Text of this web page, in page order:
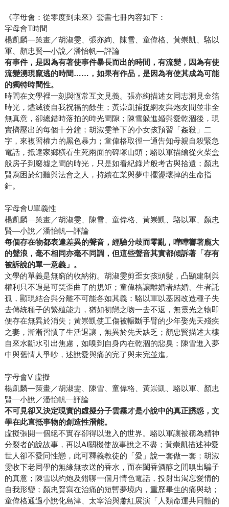
《字母會：從零度到未來》套書七冊內容如下：
字母會T時間
楊凱麟—策畫／胡淑雯、張亦絢、陳雪、童偉格、黃崇凱、駱以
軍、顏忠賢—小說／潘怡帆—評論
有事件，是因為有著使事件暴長而出的時間，有流變，因為有使
流變湧現竄逃的時間……，如果有作品，是因為有使其成為可能
的獨特時間性。
時間在文學裡一刻與恆常互文見義。張亦絢描述女同志洞見金箔
時光，燼滅後自我祝福的餘生；黃崇凱捕捉網友與炮友間並非全
無真意，卻總錯時落拍的時光間隙；陳雪躲進婚與愛乾涸後，現
實擠壓出的每個十分鐘；胡淑雯筆下的小女孩預習「姦殺」二
字，來複習權力的黑色暴力；童偉格取徑一通告知母親自殺緊急
電話，抵達家鄉橫看生死兩面的碑塚山頭；駱以軍描繪從火柴盒
般房子到廢墟之間的時光，只是如看紀錄片般考古與拾遺；顏忠
賢寫困於幻聽與法會之人，持續在業與夢中擺盪壞掉的生命指
針。
字母會U單義性
楊凱麟—策畫／胡淑雯、陳雪、童偉格、黃崇凱、駱以軍、顏忠
賢—小說／潘怡帆—評論
每個存在物都表達差異的聲音，經驗分歧而零亂，嘩嘩響著龐大
的聲浪，毫不相同亦毫不同調，但這些聲音其實都傾訴著「存有
被訴說的單一意義」。
文學的單義是無窮的收納術。胡淑雯剪歪女孩頭髮，凸顯建制與
權利只不過是可笑歪曲了的規矩；童偉格讓離婚者結婚、生者託
孤，顯現結合與分離不可能各如其義；駱以軍以基因改造種子失
去傳統種子的繁殖能力，猶如初戀之吻一去不返，無靈光之物即
便存在無異於消失；黃崇凱使工傷被輾斷手臂的少年娶先天殘疾
之妻，漸漸習慣了生活退讓，無異於先天缺乏；顏忠賢描述大樓
自來水斷水引出焦慮，如嗅到自身內在乾涸的惡臭；陳雪進入夢
中與舊情人爭吵，述說愛與痛的完了與未完並進。
字母會V 虛擬
楊凱麟—策畫／胡淑雯、陳雪、童偉格、黃崇凱、駱以軍、顏忠
賢—小說／潘怡帆—評論
不可見卻又決定現實的虛擬分子雲霧才是小說中的真正誘惑，文
學在此直抵事物的創造性潛能。
虛擬張開一個絕不實存卻得以進入的世界。駱以軍讓被稱為精神
分裂者的說故事，再以AI關機使故事說之不盡；黃崇凱描述神愛
世人卻不愛同性戀，此可釋義教徒的「愛」說一套做一套；胡淑
雯收下老同學的無緣無故送的香水，而在閨香酒醇之間嗅出騙子
的真意；陳雪以約炮及錯聊一個月情色電話，投射出渴忘愛情的
自我形變；顏忠賢寫在治痛的短暫夢境內，重歷畢生的痛與劫；
童偉格通過小說化島津、太宰治與蕭紅展演「人類命運共同體的